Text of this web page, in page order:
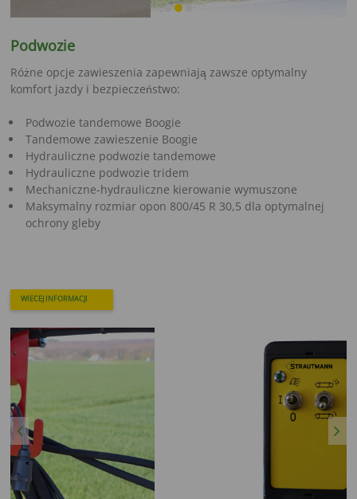
Podwozie
Różne opcje zawieszenia zapewniają zawsze optymalny
komfort jazdy i bezpieczeństwo:
Podwozie tandemowe Boogie
Tandemowe zawieszenie Boogie
Hydrauliczne podwozie tandemowe
Hydrauliczne podwozie tridem
Mechaniczne-hydrauliczne kierowanie wymuszone
Maksymalny rozmiar opon 800/45 R 30,5 dla optymalnej
ochrony gleby
WIECEJ INFORMACJI
Previous